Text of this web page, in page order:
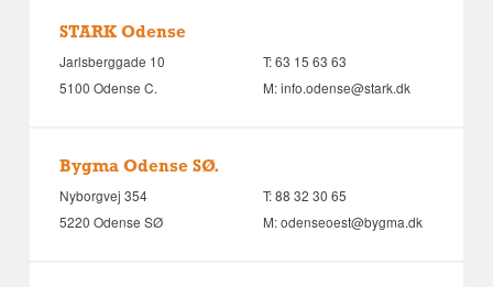
STARK Odense
Jarlsberggade 10
5100 Odense C.
T:63 15 63 63
M:info.odense@stark.dk
Bygma Odense SØ.
Nyborgvej 354
5220 Odense SØ
T:88 32 30 65
M:odenseoest@bygma.dk